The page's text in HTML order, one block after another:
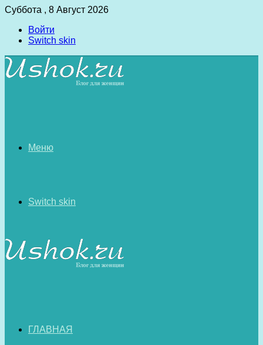
Суббота , 8 Август 2026
Войти
Switch skin
Меню
Switch skin
ГЛАВНАЯ